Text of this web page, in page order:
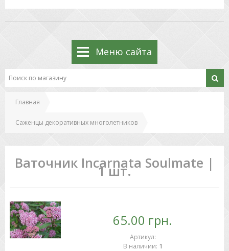
Меню сайта
Главная
Саженцы декоративных многолетников
Ваточник Incarnata Soulmate |
1 шт.
65.00 грн.
Артикул:
В наличии: 1